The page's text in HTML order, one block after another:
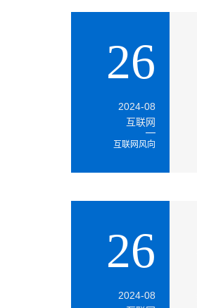
26
2024-08
互联网
互联网风向
26
2024-08